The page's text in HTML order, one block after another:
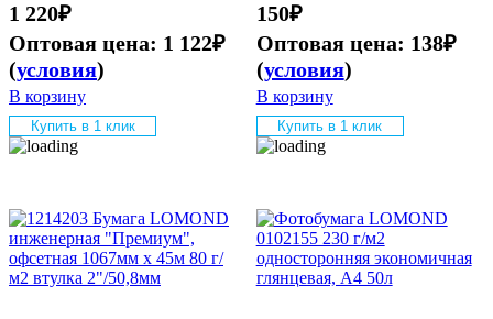
1 220₽
Оптовая цена: 1 122₽
(условия)
В корзину
Купить в 1 клик
150₽
Оптовая цена: 138₽
(условия)
В корзину
Купить в 1 клик